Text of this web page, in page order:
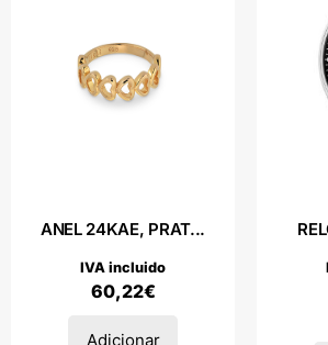
ANEL 24KAE, PRAT...
60,22€
IVA incluido
Adicionar